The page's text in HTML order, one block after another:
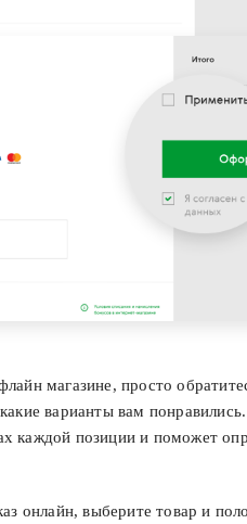
магазине, просто
варианты вам
каждой позиции и поможет
онлайн, выберите товар и